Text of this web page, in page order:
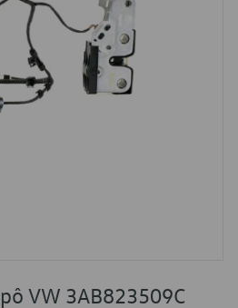
VW 3AB823509C